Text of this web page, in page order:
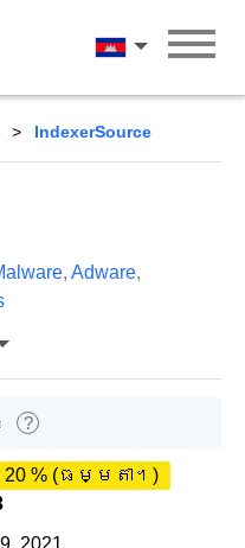
ភាសាខ្មែរ
IndexerSource
, Adware,
?
20 % (ធម្មតា។)
2021